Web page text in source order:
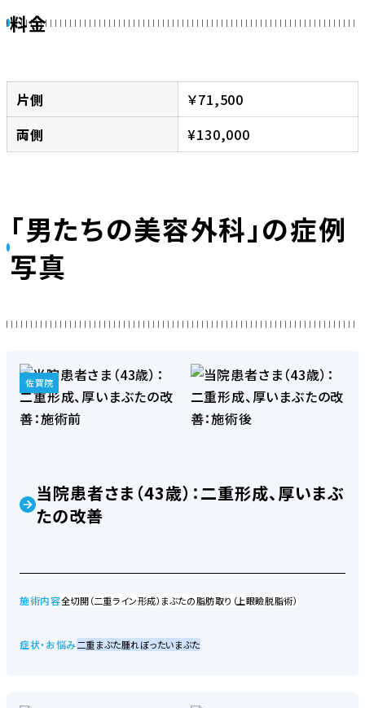
料金
片側
￥71,500
両側
¥130,000
「男たちの美容外科」の症例
写真
佐賀院
当院患者さま（43歳）：二重形成、厚いまぶ
たの改善
施術内容全切開（二重ライン形成）まぶたの脂肪取り（上眼瞼脱脂術）
症状・お悩み二重まぶた腫れぼったいまぶた